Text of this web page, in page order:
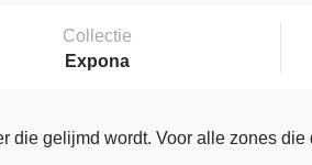
Collectie
Expona
die gelijmd wordt. Voor alle zones